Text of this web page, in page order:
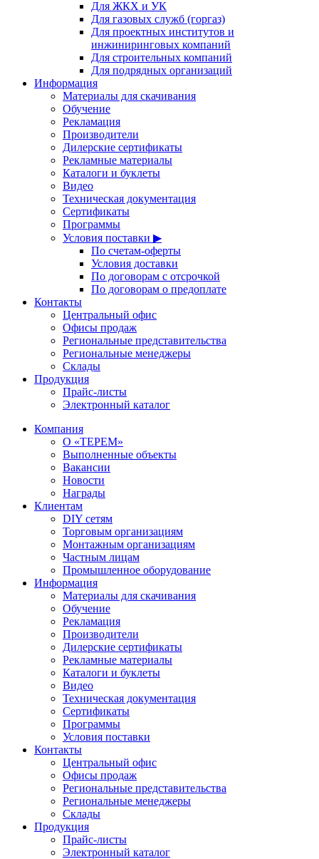
Для ЖКХ и УК
Для газовых служб (горгаз)
Для проектных институтов и
инжиниринговых компаний
Для строительных компаний
Для подрядных организаций
Информация
Материалы для скачивания
Обучение
Рекламация
Производители
Дилерские сертификаты
Рекламные материалы
Каталоги и буклеты
Видео
Техническая документация
Сертификаты
Программы
Условия поставки ▶
По счетам-оферты
Условия доставки
По договорам с отсрочкой
По договорам о предоплате
Контакты
Центральный офис
Офисы продаж
Региональные представительства
Региональные менеджеры
Склады
Продукция
Прайс-листы
Электронный каталог
Компания
О «ТЕРЕМ»
Выполненные объекты
Вакансии
Новости
Награды
Клиентам
DIY сетям
Торговым организациям
Монтажным организациям
Частным лицам
Промышленное оборудование
Информация
Материалы для скачивания
Обучение
Рекламация
Производители
Дилерские сертификаты
Рекламные материалы
Каталоги и буклеты
Видео
Техническая документация
Сертификаты
Программы
Условия поставки
Контакты
Центральный офис
Офисы продаж
Региональные представительства
Региональные менеджеры
Склады
Продукция
Прайс-листы
Электронный каталог